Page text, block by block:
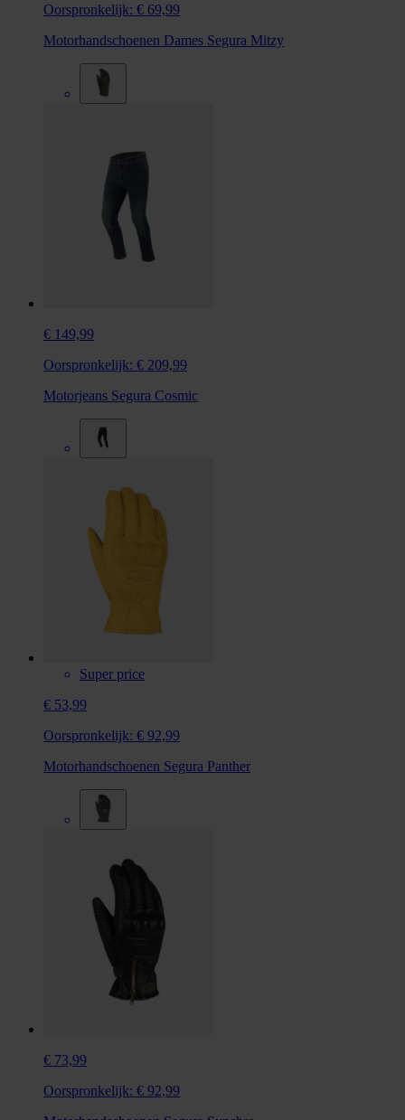
Oorspronkelijk: € 69,99
Motorhandschoenen Dames Segura Mitzy
€ 149,99
Oorspronkelijk: € 209,99
Motorjeans Segura Cosmic
Super price
€ 53,99
Oorspronkelijk: € 92,99
Motorhandschoenen Segura Panther
€ 73,99
Oorspronkelijk: € 92,99